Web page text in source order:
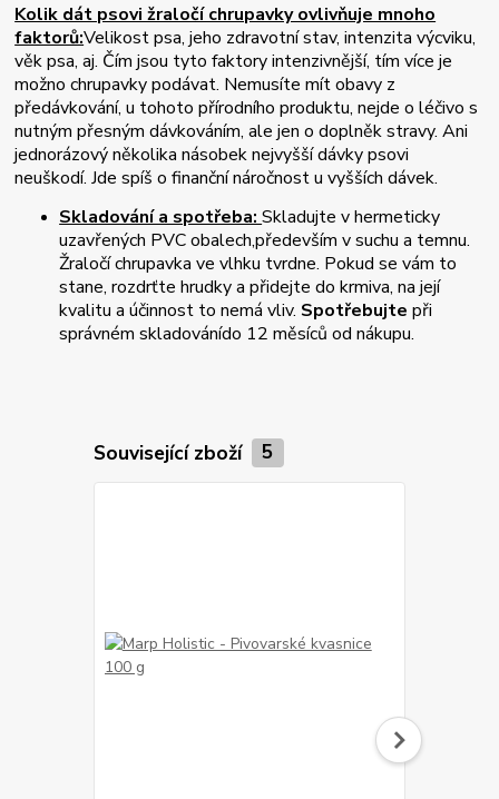
Kolik dát psovi žraločí chrupavky ovlivňuje mnoho
faktorů:Velikost psa, jeho zdravotní stav, intenzita výcviku,
věk psa, aj. Čím jsou tyto faktory intenzivnější, tím více je
možno chrupavky podávat. Nemusíte mít obavy z
předávkování, u tohoto přírodního produktu, nejde o léčivo s
nutným přesným dávkováním, ale jen o doplněk stravy. Ani
jednorázový několika násobek nejvyšší dávky psovi
neuškodí. Jde spíš o finanční náročnost u vyšších dávek.
Skladování a spotřeba:Skladujte v hermeticky
uzavřených PVC obalech,především v suchu a temnu.
Žraločí chrupavka ve vlhku tvrdne. Pokud se vám to
stane, rozdrťte hrudky a přidejte do krmiva, na její
kvalitu a účinnost to nemá vliv. Spotřebujtepři
správném skladovánído 12 měsíců od nákupu.
Související zboží 5